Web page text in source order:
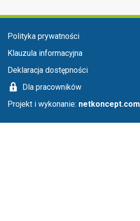
Menu stopka
Polityka prywatności
Klauzula informacyjna
Deklaracja dostępności
Dla pracowników
Projekt i wykonanie: netkoncept.com